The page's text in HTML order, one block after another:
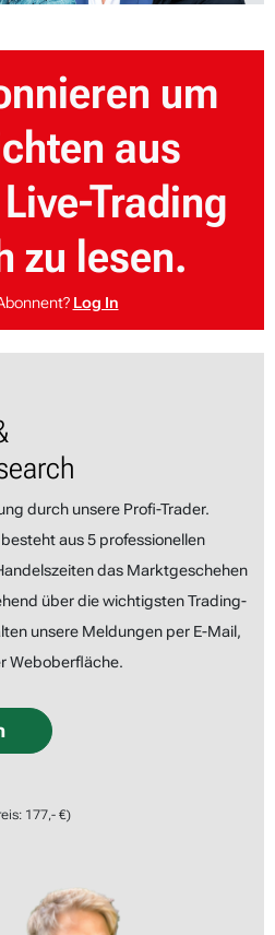
um
aus
Trading
zu lesen.
Log In
durch unsere Profi-Trader.
aus 5 professionellen
das Marktgeschehen
über die wichtigsten Trading-
unsere Meldungen per E-Mail,
Weboberfläche.
177,- €)